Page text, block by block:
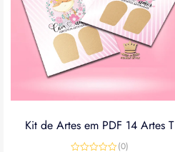
Kit de Artes em PDF 14 Artes T
(0)